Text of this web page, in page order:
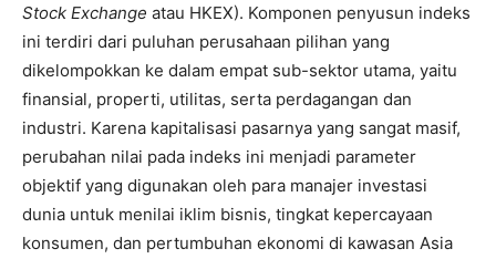
Stock Exchange atau HKEX). Komponen penyusun indeks
ini terdiri dari puluhan perusahaan pilihan yang
dikelompokkan ke dalam empat sub-sektor utama, yaitu
finansial, properti, utilitas, serta perdagangan dan
industri. Karena kapitalisasi pasarnya yang sangat masif,
perubahan nilai pada indeks ini menjadi parameter
objektif yang digunakan oleh para manajer investasi
dunia untuk menilai iklim bisnis, tingkat kepercayaan
konsumen, dan pertumbuhan ekonomi di kawasan Asia